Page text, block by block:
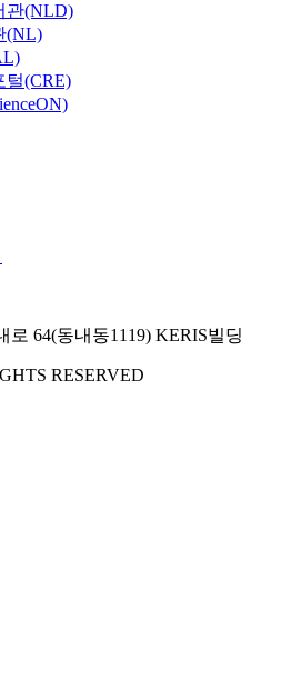
관(NLD)
(NL)
털(CRE)
로 64(동내동1119) KERIS빌딩
RESERVED